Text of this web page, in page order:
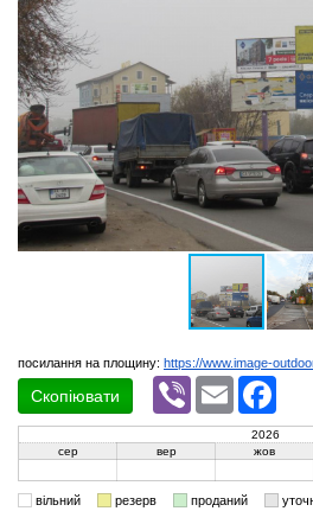
посилання на площину: https://www.image-
Скопіювати
Viber Email
2026
сер
вер жов
вільний резерв проданий